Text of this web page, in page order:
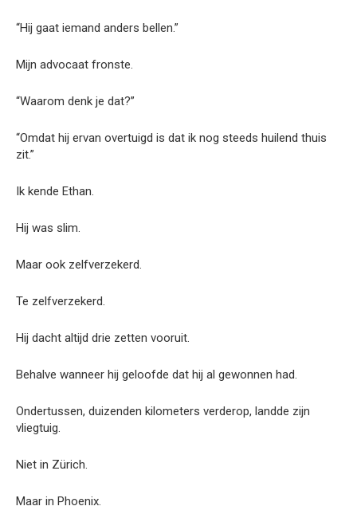
“Hij gaat iemand anders bellen.”
Mijn advocaat fronste.
“Waarom denk je dat?”
“Omdat hij ervan overtuigd is dat ik nog steeds huilend thuis
zit.”
Ik kende Ethan.
Hij was slim.
Maar ook zelfverzekerd.
Te zelfverzekerd.
Hij dacht altijd drie zetten vooruit.
Behalve wanneer hij geloofde dat hij al gewonnen had.
Ondertussen, duizenden kilometers verderop, landde zijn
vliegtuig.
Niet in Zürich.
Maar in Phoenix.